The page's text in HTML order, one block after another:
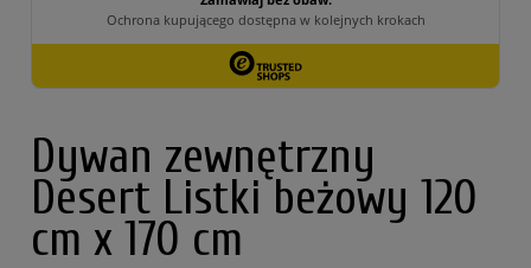
Dywan zewnętrzny
Desert Listki beżowy 120
cm x 170 cm